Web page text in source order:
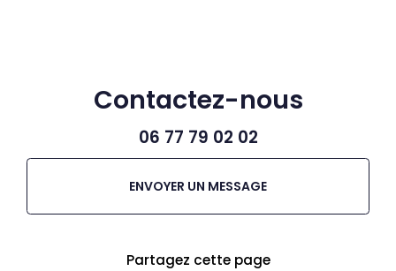
Contactez-nous
06 77 79 02 02
ENVOYER UN MESSAGE
Partagez cette page